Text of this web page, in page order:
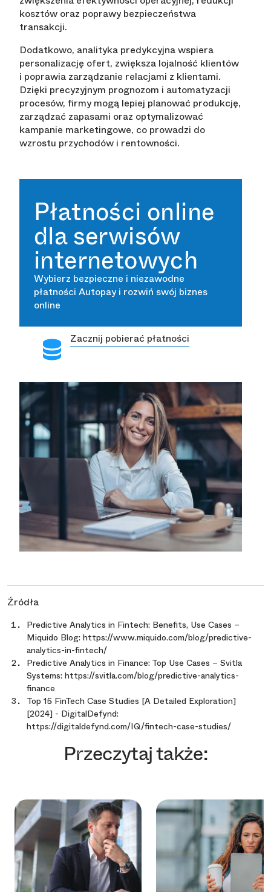
kosztów oraz poprawy bezpieczeństwa
transakcji.
Dodatkowo, analityka predykcyjna wspiera
personalizację ofert, zwiększa lojalność klientów
i poprawia zarządzanie relacjami z klientami.
Dzięki precyzyjnym prognozom i automatyzacji
procesów, firmy mogą lepiej planować produkcję,
zarządzać zapasami oraz optymalizować
kampanie marketingowe, co prowadzi do
wzrostu przychodów i rentowności.
Płatności online
dla serwisów
internetowych
Wybierz bezpieczne i niezawodne
płatności Autopay i rozwiń swój biznes
online
Zacznij pobierać płatności
Źródła
Predictive Analytics in Fintech: Benefits, Use Cases –
Miquido Blog: https://www.miquido.com/blog/predictive-
analytics-in-fintech/
Predictive Analytics in Finance: Top Use Cases – Svitla
Systems: https://svitla.com/blog/predictive-analytics-
finance
Top 15 FinTech Case Studies [A Detailed Exploration]
[2024] - DigitalDefynd:
https://digitaldefynd.com/IQ/fintech-case-studies/
Przeczytaj także: